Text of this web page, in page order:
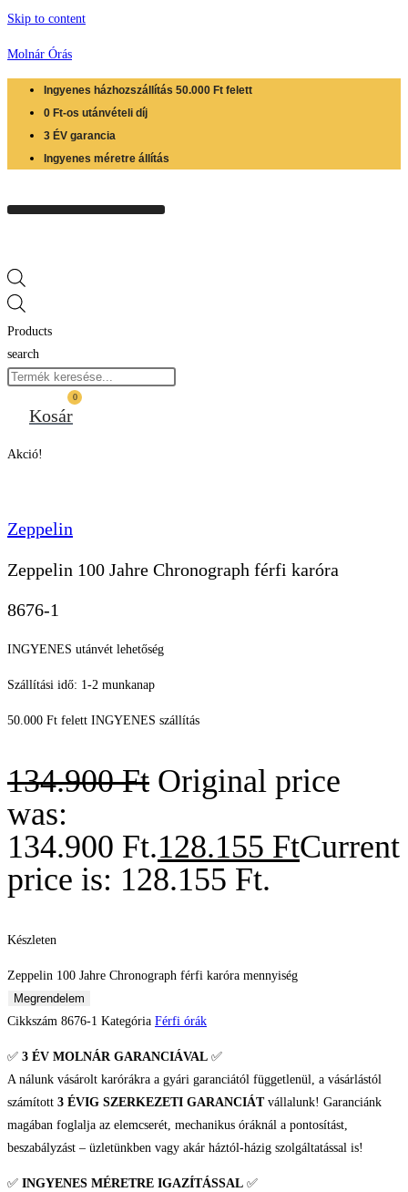
Skip to content
Molnár Órás
Ingyenes házhozszállítás 50.000 Ft felett
0 Ft-os utánvételi díj
3 ÉV garancia
Ingyenes méretre állítás
Products
search
0
Kosár
Akció!
Zeppelin
Zeppelin 100 Jahre Chronograph férfi karóra
8676-1
INGYENES utánvét lehetőség
Szállítási idő: 1-2 munkanap
50.000 Ft felett INGYENES szállítás
134.900Ft Original price
was:
134.900 Ft.128.155 FtCurrent
price is: 128.155 Ft.
Készleten
Zeppelin 100 Jahre Chronograph férfi karóra mennyiség
Megrendelem
Cikkszám 8676-1 Kategória Férfi órák
✅ 3 ÉV MOLNÁR GARANCIÁVAL ✅
A nálunk vásárolt karórákra a gyári garanciától függetlenül, a vásárlástól
számított 3 ÉVIG SZERKEZETI GARANCIÁTvállalunk! Garanciánk
magában foglalja az elemcserét, mechanikus óráknál a pontosítást,
beszabályzást – üzletünkben vagy akár háztól-házig szolgáltatással is!
✅ INGYENES MÉRETRE IGAZÍTÁSSAL ✅